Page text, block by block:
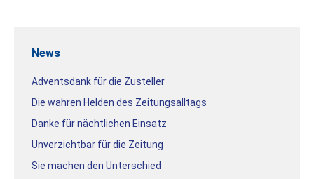
News
Adventsdank für die Zusteller
Die wahren Helden des Zeitungsalltags
Danke für nächtlichen Einsatz
Unverzichtbar für die Zeitung
Sie machen den Unterschied